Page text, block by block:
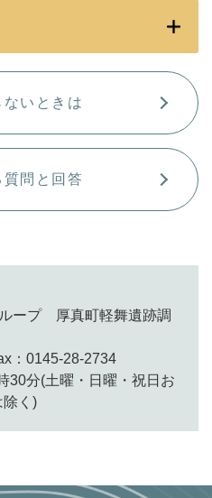
ないときは
質問と回答
ープ 厚真町軽舞遺跡調
：0145-28-2734
30分(土曜・日曜・祝日お
除く)